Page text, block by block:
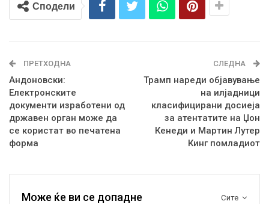
Сподели
ПРЕТХОДНА
Андоновски:
Eлектронскитe
документи изработени од
државен орган може да
се користaт во печатена
форма
СЛЕДНА
Трамп нареди објавување
на илјадници
класифицирани досиеја
за атентатите на Џон
Кенеди и Мартин Лутер
Кинг помладиот
Сите
Може ќе ви се допадне